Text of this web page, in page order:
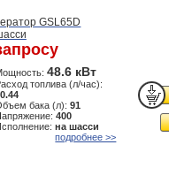
48.6 кВт
топлива (л/час):
бака (л):91
400
на шасси
подробнее >>